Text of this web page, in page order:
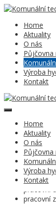
Home
Aktuality
O nás
Půjčovna
Výroba
Kontakt
Home
Aktuality
O nás
Půjčovna
Výroba
Kontakt
Domů/
TIFERMEC s
GEO pro
/ 05
HP s
05
GEO
Příkopové
vhodné
hmotnosti
pracovní
pracovní